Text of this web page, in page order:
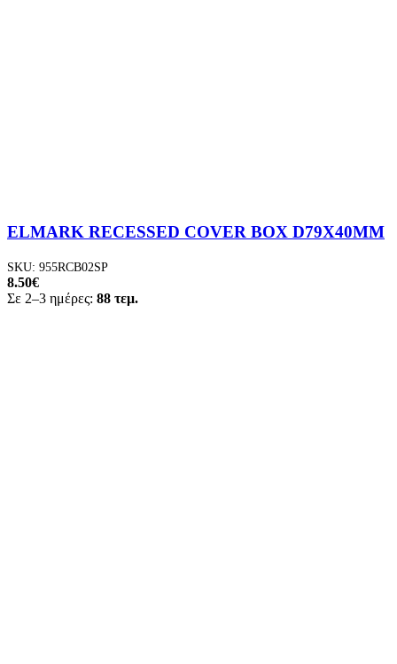
ELMARK RECESSED COVER BOX D79X40MM
SKU: 955RCB02SP
8.50€
Σε 2–3 ημέρες: 88 τεμ.